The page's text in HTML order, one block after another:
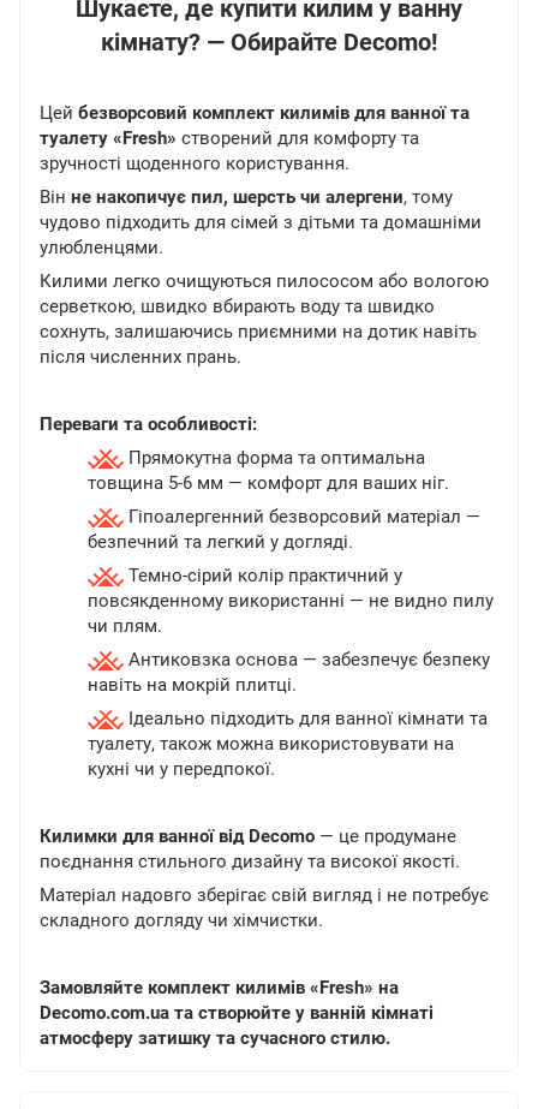
Шукаєте, де купити килим у ванну
кімнату? — Обирайте Decomo!
Цей безворсовий комплект килимів для ванної та
туалету «Fresh» створений для комфорту та
зручності щоденного користування.
Він не накопичує пил, шерсть чи алергени, тому
чудово підходить для сімей з дітьми та домашніми
улюбленцями.
Килими легко очищуються пилососом або вологою
серветкою, швидко вбирають воду та швидко
сохнуть, залишаючись приємними на дотик навіть
після численних прань.
Переваги та особливості:
Прямокутна форма та оптимальна
товщина 5-6 мм — комфорт для ваших ніг.
Гіпоалергенний безворсовий матеріал —
безпечний та легкий у догляді.
Темно-сірий колір практичний у
повсякденному використанні — не видно пилу
чи плям.
Антиковзка основа — забезпечує безпеку
навіть на мокрій плитці.
Ідеально підходить для ванної кімнати та
туалету, також можна використовувати на
кухні чи у передпокої.
Килимки для ванної від Decomo — це продумане
поєднання стильного дизайну та високої якості.
Матеріал надовго зберігає свій вигляд і не потребує
складного догляду чи хімчистки.
Замовляйте комплект килимів «Fresh» на
Decomo.com.ua та створюйте у ванній кімнаті
атмосферу затишку та сучасного стилю.